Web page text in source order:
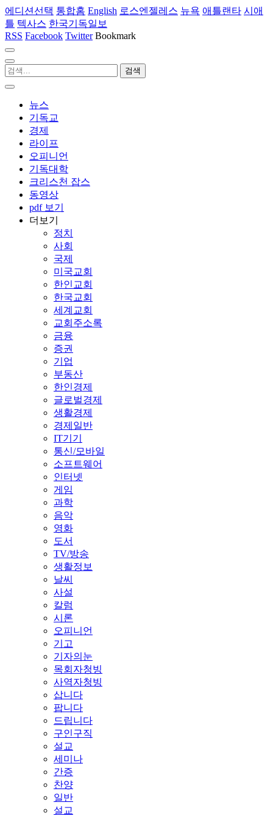
에디션선택 통합홈 English 로스엔젤레스 뉴욕 애틀랜타 시애
틀 텍사스 한국기독일보
RSS Facebook Twitter Bookmark
뉴스
기독교
경제
라이프
오피니언
기독대학
크리스천 잡스
동영상
pdf 보기
더보기
정치
사회
국제
미국교회
한인교회
한국교회
세계교회
교회주소록
금융
증권
기업
부동산
한인경제
글로벌경제
생활경제
경제일반
IT기기
통신/모바일
소프트웨어
인터넷
게임
과학
음악
영화
도서
TV/방송
생활정보
날씨
사설
칼럼
시론
오피니언
기고
기자의눈
목회자청빙
사역자청빙
삽니다
팝니다
드립니다
구인구직
설교
세미나
간증
찬양
일반
설교